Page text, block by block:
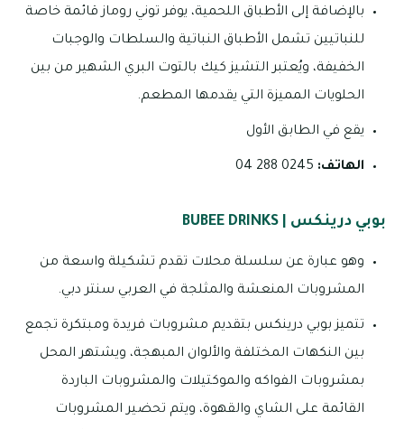
بالإضافة إلى الأطباق اللحمية، يوفر توني روماز قائمة خاصة
للنباتيين تشمل الأطباق النباتية والسلطات والوجبات
الخفيفة، ويُعتبر التشيز كيك بالتوت البري الشهير من بين
الحلويات المميزة التي يقدمها المطعم.
يقع في الطابق الأول
الهاتف:
بوبي درينكس | BUBEE DRINKS
وهو عبارة عن سلسلة محلات تقدم تشكيلة واسعة من
المشروبات المنعشة والمثلجة في العربي سنتر دبي.
تتميز بوبي درينكس بتقديم مشروبات فريدة ومبتكرة تجمع
بين النكهات المختلفة والألوان المبهجة، ويشتهر المحل
بمشروبات الفواكه والموكتيلات والمشروبات الباردة
القائمة على الشاي والقهوة، ويتم تحضير المشروبات